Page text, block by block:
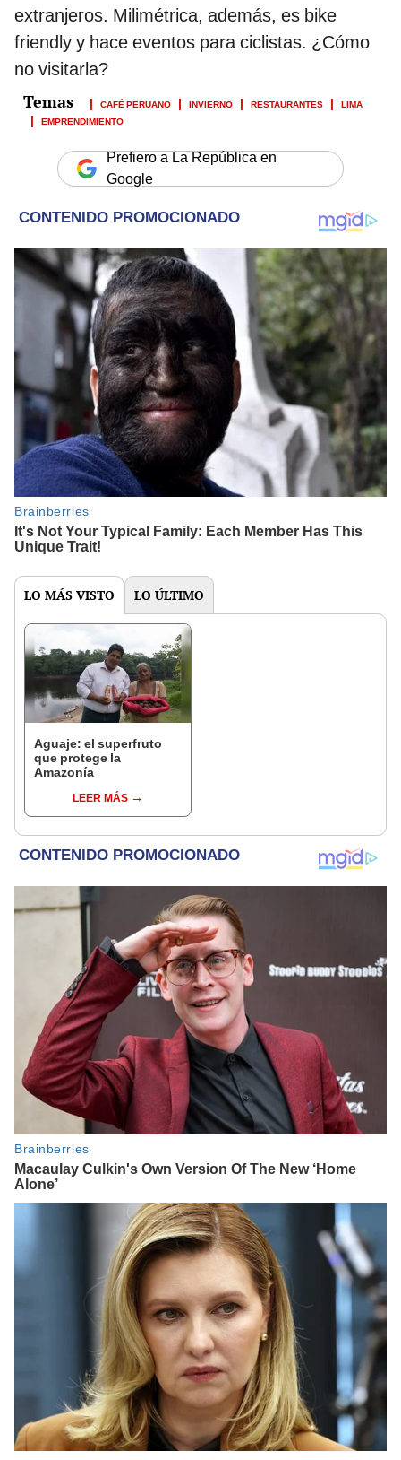
extranjeros. Milimétrica, además, es bike
friendly y hace eventos para ciclistas. ¿Cómo
no visitarla?
CAFÉ PERUANO INVIERNO RESTAURANTES
LIMA
EMPRENDIMIENTO
Prefiero a La República en
Google
LO MÁS VISTO LO ÚLTIMO
Aguaje: el superfruto
que protege la
Amazonía
LEER MÁS